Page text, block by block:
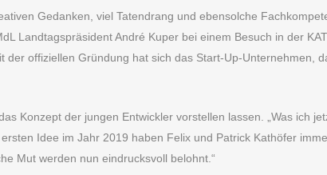
Gedanken, viel Tatendrang und ebensolche
Landtagspräsident André Kuper bei einem Besuch in der
offiziellen Gründung hat sich das Start-Up-Unternehmen,
Konzept der jungen Entwickler vorstellen lassen. „Was ich
Idee im Jahr 2019 haben Felix und Patrick Kathöfer
Mut werden nun eindrucksvoll belohnt.“